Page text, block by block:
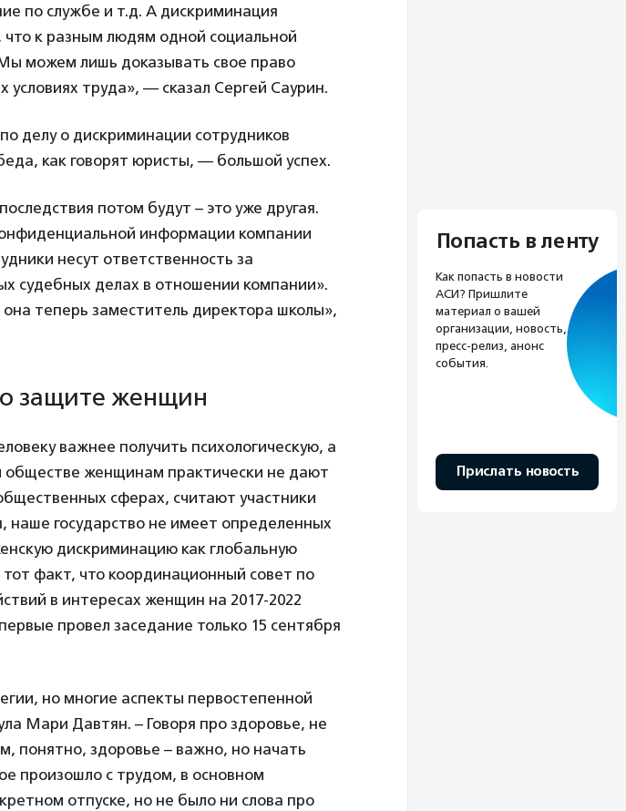
по службе и т.д. А дискриминация
что к разным людям одной социальной
можем лишь доказывать свое право
условиях труда», — сказал Сергей Саурин.
делу о дискриминации сотрудников
как говорят юристы, — большой успех.
потом будут – это уже другая.
информации компании
несут ответственность за
судебных делах в отношении компании».
теперь заместитель директора школы»,
защите женщин
важнее получить психологическую, а
обществе женщинам практически не дают
сферах, считают участники
наше государство не имеет определенных
дискриминацию как глобальную
факт, что координационный совет по
в интересах женщин на 2017-2022
провел заседание только 15 сентября
но многие аспекты первостепенной
Мари Давтян. – Говоря про здоровье, не
понятно, здоровье – важно, но начать
произошло с трудом, в основном
отпуске, но не было ни слова про
Попасть в ленту
Как попасть в новости
АСИ? Пришлите
материал о вашей
организации, новость,
пресс-релиз, анонс
события.
Прислать новость